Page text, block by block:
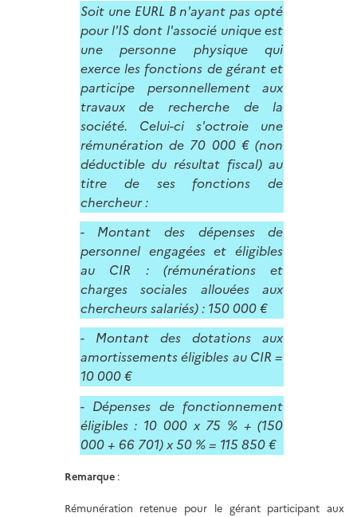
Soit une EURL B n'ayant pas opté
pour l'IS dont l'associé unique est
une personne physique qui
exerce les fonctions de gérant et
participe personnellement aux
travaux de recherche de la
société. Celui-ci s'octroie une
rémunération de 70 000 € (non
déductible du résultat fiscal) au
titre de ses fonctions de
chercheur :
- Montant des dépenses de
personnel engagées et éligibles
au CIR : (rémunérations et
charges sociales allouées aux
chercheurs salariés) : 150 000 €
- Montant des dotations aux
amortissements éligibles au CIR =
10 000 €
- Dépenses de fonctionnement
éligibles : 10 000 x 75 % + (150
000 + 66 701) x 50 % = 115 850 €
Remarque:
Rémunération retenue pour le gérant participant aux